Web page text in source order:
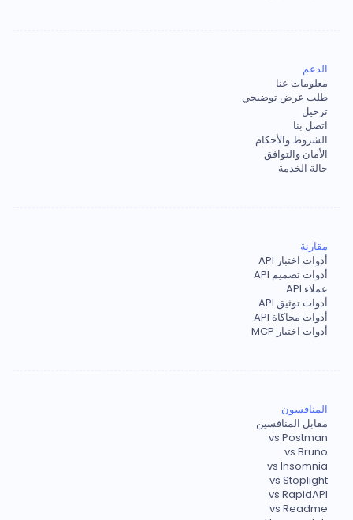
الدعم
معلومات عنا
طلب عرض توضيحي
ترحيل
اتصل بنا
الشروط والأحكام
الأمان والتوافق
حالة الخدمة
مقارنة
أدوات اختبار API
أدوات تصميم API
عملاء API
أدوات توثيق API
أدوات محاكاة API
أدوات اختبار MCP
المنافسون
مقابل المنافسين
vs Postman
vs Bruno
vs Insomnia
vs Stoplight
vs RapidAPI
vs Readme